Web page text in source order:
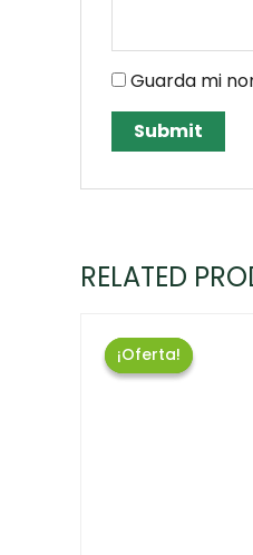
Guarda mi
RELATED
¡Oferta!
¡Oferta!